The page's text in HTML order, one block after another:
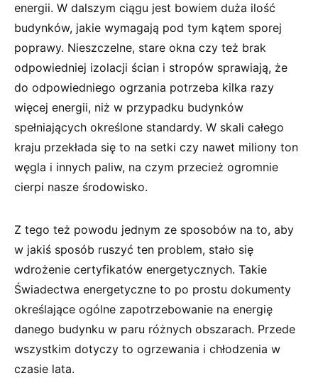
energii. W dalszym ciągu jest bowiem duża ilość
budynków, jakie wymagają pod tym kątem sporej
poprawy. Nieszczelne, stare okna czy też brak
odpowiedniej izolacji ścian i stropów sprawiają, że
do odpowiedniego ogrzania potrzeba kilka razy
więcej energii, niż w przypadku budynków
spełniających określone standardy. W skali całego
kraju przekłada się to na setki czy nawet miliony ton
węgla i innych paliw, na czym przecież ogromnie
cierpi nasze środowisko.
Z tego też powodu jednym ze sposobów na to, aby
w jakiś sposób ruszyć ten problem, stało się
wdrożenie certyfikatów energetycznych. Takie
Świadectwa energetyczne to po prostu dokumenty
określające ogólne zapotrzebowanie na energię
danego budynku w paru różnych obszarach. Przede
wszystkim dotyczy to ogrzewania i chłodzenia w
czasie lata.